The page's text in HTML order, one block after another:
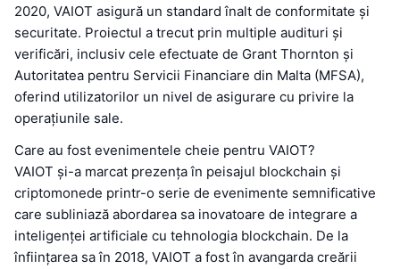
2020, VAIOT asigură un standard înalt de conformitate și
securitate. Proiectul a trecut prin multiple audituri și
verificări, inclusiv cele efectuate de Grant Thornton și
Autoritatea pentru Servicii Financiare din Malta (MFSA),
oferind utilizatorilor un nivel de asigurare cu privire la
operațiunile sale.
Care au fost evenimentele cheie pentru VAIOT?
VAIOT și-a marcat prezența în peisajul blockchain și
criptomonede printr-o serie de evenimente semnificative
care subliniază abordarea sa inovatoare de integrare a
inteligenței artificiale cu tehnologia blockchain. De la
înființarea sa în 2018, VAIOT a fost în avangarda creării